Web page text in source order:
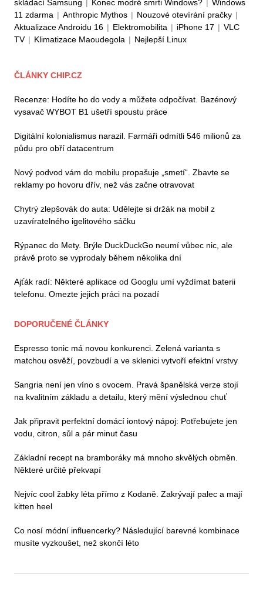
skládací Samsung | Konec modré smrti Windows? | Windows
11 zdarma | Anthropic Mythos | Nouzové otevírání pračky |
Aktualizace Androidu 16 | Elektromobilita | iPhone 17 | VLC
TV | Klimatizace Maoudegola | Nejlepší Linux
ČLÁNKY CHIP.CZ
Recenze: Hodíte ho do vody a můžete odpočívat. Bazénový
vysavač WYBOT B1 ušetří spoustu práce
Digitální kolonialismus narazil. Farmáři odmítli 546 milionů za
půdu pro obří datacentrum
Nový podvod vám do mobilu propašuje „smetí“. Zbavte se
reklamy po hovoru dřív, než vás začne otravovat
Chytrý zlepšovák do auta: Udělejte si držák na mobil z
uzavíratelného igelitového sáčku
Rýpanec do Mety. Brýle DuckDuckGo neumí vůbec nic, ale
právě proto se vyprodaly během několika dní
Ajťák radí: Některé aplikace od Googlu umí vyždímat baterii
telefonu. Omezte jejich práci na pozadí
DOPORUČENÉ ČLÁNKY
Espresso tonic má novou konkurenci. Zelená varianta s
matchou osvěží, povzbudí a ve sklenici vytvoří efektní vrstvy
Sangria není jen víno s ovocem. Pravá španělská verze stojí
na kvalitním základu a detailu, který mění výslednou chuť
Jak připravit perfektní domácí iontový nápoj: Potřebujete jen
vodu, citron, sůl a pár minut času
Základní recept na bramboráky má mnoho skvělých obměn.
Některé určitě překvapí
Nejvíc cool žabky léta přímo z Kodaně. Zakrývají palec a mají
kitten heel
Co nosí módní influencerky? Následující barevné kombinace
musíte vyzkoušet, než skončí léto